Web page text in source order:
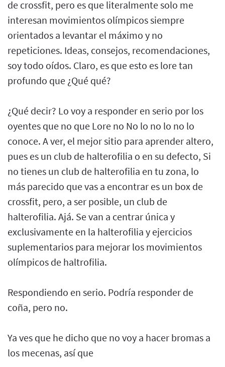
de crossfit, pero es que literalmente solo me
interesan movimientos olímpicos siempre
orientados a levantar el máximo y no
repeticiones. Ideas, consejos, recomendaciones,
soy todo oídos. Claro, es que esto es lore tan
profundo que ¿Qué qué?
¿Qué decir? Lo voy a responder en serio por los
oyentes que no que Lore no No lo no lo no lo
conoce. A ver, el mejor sitio para aprender altero,
pues es un club de halterofilia o en su defecto, Si
no tienes un club de halterofilia en tu zona, lo
más parecido que vas a encontrar es un box de
crossfit, pero, a ser posible, un club de
halterofilia. Ajá. Se van a centrar única y
exclusivamente en la halterofilia y ejercicios
suplementarios para mejorar los movimientos
olímpicos de haltrofilia.
Respondiendo en serio. Podría responder de
coña, pero no.
Ya ves que he dicho que no voy a hacer bromas a
los mecenas, así que